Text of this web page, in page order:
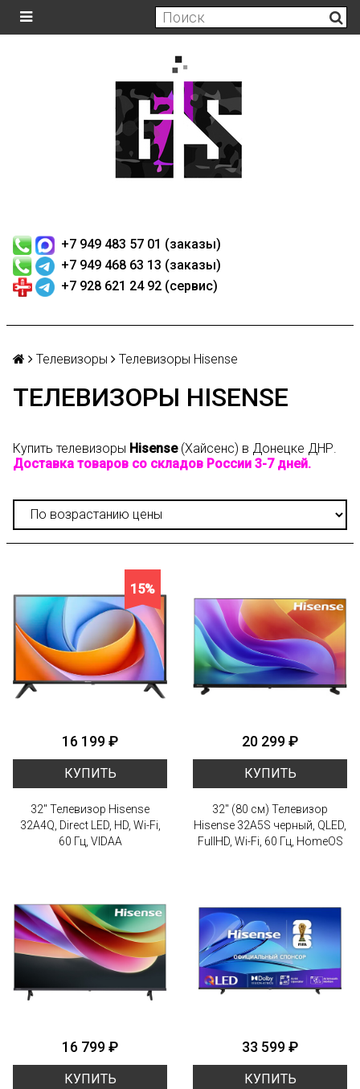
+7 949 483 57 01 (заказы)
+7 949 468 63 13 (заказы)
+7 928 621 24 92 (сервис)
Телевизоры Телевизоры Hisense
ТЕЛЕВИЗОРЫ HISENSE
Купить телевизоры Hisense(Хайсенс) в Донецке ДНР.
Доставка товаров со складов России 3-7 дней.
15%
16 199 ₽
КУПИТЬ
32" Телевизор Hisense
32A4Q, Direct LED, HD, Wi-Fi,
60 Гц, VIDAA
20 299 ₽
КУПИТЬ
32" (80 см) Телевизор
Hisense 32A5S черный, QLED,
FullHD, Wi-Fi, 60 Гц, HomeOS
16 799 ₽
КУПИТЬ
33 599 ₽
КУПИТЬ